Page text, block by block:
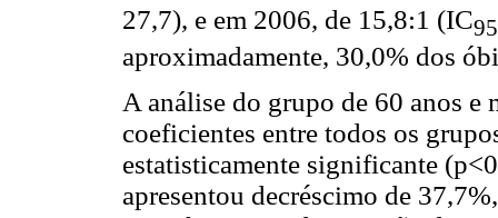
27,7), e em 2006, de 15,8:1 (IC
aproximadamente, 30,0% dos
A análise do grupo de 60 anos e
coeficientes entre todos os
estatisticamente significante
apresentou decréscimo de